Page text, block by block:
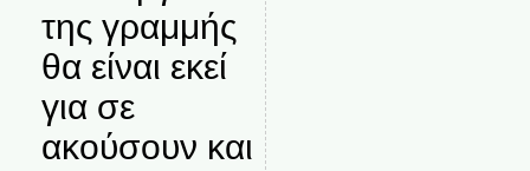
της γραμμής
θα είναι εκεί
για σε
ακούσουν και